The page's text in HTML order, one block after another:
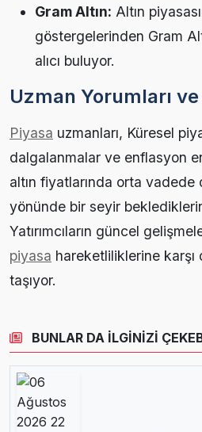
Gram Altın: Altın
göstergelerinden Gram
alıcı buluyor.
Uzman Yorumları
Piyasa uzmanları, Küresel
dalgalanmalar ve enflasyon
altın fiyatlarında orta vadede
yönünde bir seyir
Yatırımcıların güncel
piyasa hareketliliklerine karşı
taşıyor.
BUNLAR DA İLGİNİZİ